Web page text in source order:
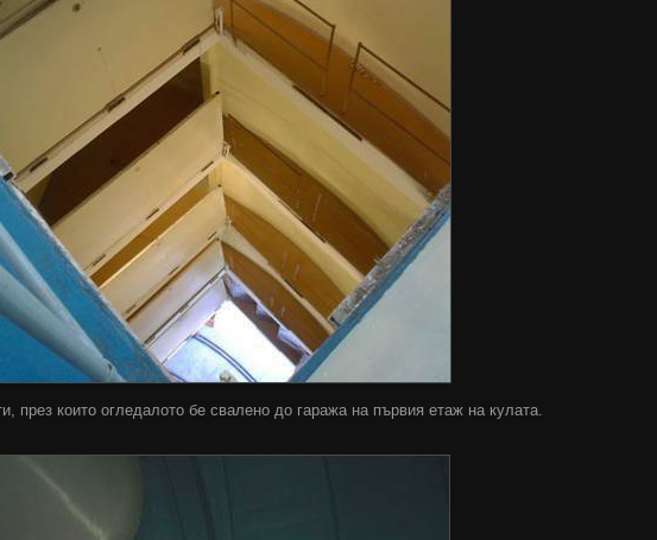
през които огледалото бе свалено до гаража на първия етаж на кулата.